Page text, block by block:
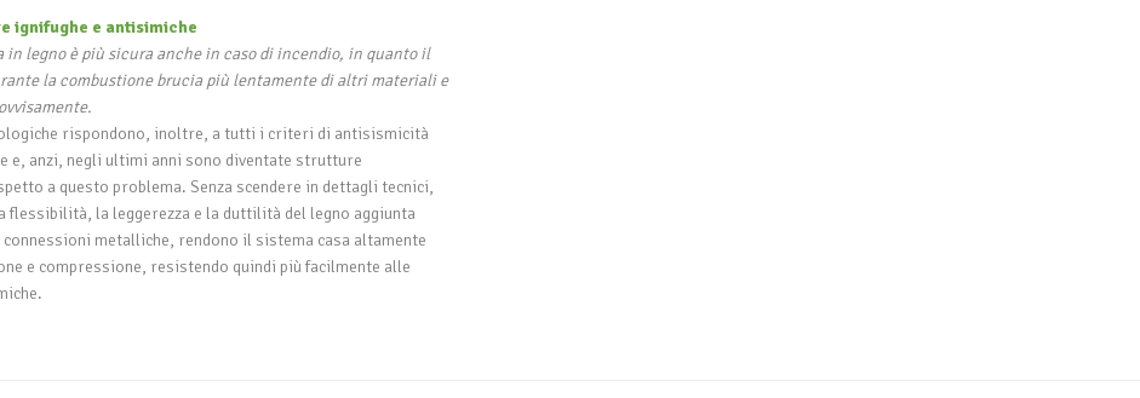
ignifughe e antisimiche
in legno è più sicura anche in caso di incendio, in quanto il
la combustione brucia più lentamente di altri materiali e
rispondono, inoltre, a tutti i criteri di antisismicità
e, anzi, negli ultimi anni sono diventate strutture
a questo problema. Senza scendere in dettagli tecnici,
flessibilità, la leggerezza e la duttilità del legno aggiunta
metalliche, rendono il sistema casa altamente
e compressione, resistendo quindi più facilmente alle